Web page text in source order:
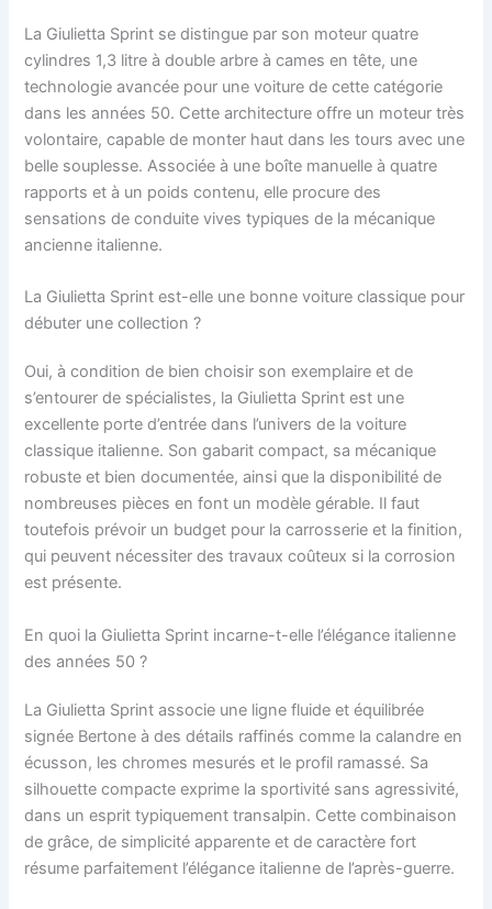
La Giulietta Sprint se distingue par son moteur quatre
cylindres 1,3 litre à double arbre à cames en tête, une
technologie avancée pour une voiture de cette catégorie
dans les années 50. Cette architecture offre un moteur très
volontaire, capable de monter haut dans les tours avec une
belle souplesse. Associée à une boîte manuelle à quatre
rapports et à un poids contenu, elle procure des
sensations de conduite vives typiques de la mécanique
ancienne italienne.
La Giulietta Sprint est-elle une bonne voiture classique pour
débuter une collection ?
Oui, à condition de bien choisir son exemplaire et de
s’entourer de spécialistes, la Giulietta Sprint est une
excellente porte d’entrée dans l’univers de la voiture
classique italienne. Son gabarit compact, sa mécanique
robuste et bien documentée, ainsi que la disponibilité de
nombreuses pièces en font un modèle gérable. Il faut
toutefois prévoir un budget pour la carrosserie et la finition,
qui peuvent nécessiter des travaux coûteux si la corrosion
est présente.
En quoi la Giulietta Sprint incarne-t-elle l’élégance italienne
des années 50 ?
La Giulietta Sprint associe une ligne fluide et équilibrée
signée Bertone à des détails raffinés comme la calandre en
écusson, les chromes mesurés et le profil ramassé. Sa
silhouette compacte exprime la sportivité sans agressivité,
dans un esprit typiquement transalpin. Cette combinaison
de grâce, de simplicité apparente et de caractère fort
résume parfaitement l’élégance italienne de l’après-guerre.